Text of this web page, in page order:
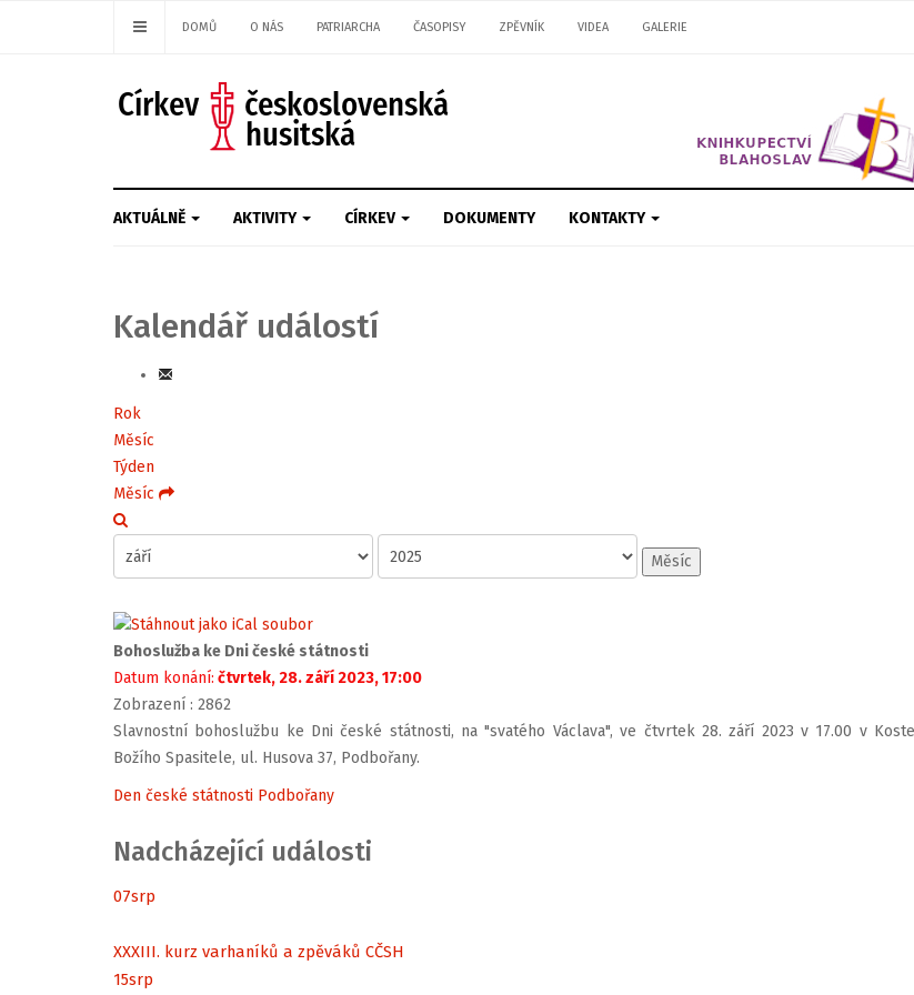
DOMŮ O NÁS PATRIARCHA ČASOPISY ZPĚVNÍK VIDEA GALERIE
AKTUÁLNĚ AKTIVITY CÍRKEV DOKUMENTY KONTAKTY
Kalendář událostí
Rok
Měsíc
Týden
Měsíc
Měsíc
Bohoslužba ke Dni české státnosti
Datum konání: čtvrtek, 28. září 2023, 17:00
Zobrazení : 2862
Slavnostní bohoslužbu ke Dni české státnosti, na "svatého Václava", ve čtvrtek 28. září 2023 v 17.00 v
Božího Spasitele, ul. Husova 37, Podbořany.
Den české státnosti Podbořany
Nadcházející události
07srp
XXXIII. kurz varhaníků a zpěváků CČSH
15srp